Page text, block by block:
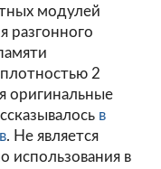
модулей
разгонного
плотностью 2
оригинальные
в
. Не является
использования в